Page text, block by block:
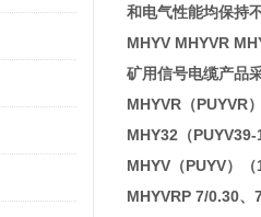
和电气性能均保持
MHYV MHYVR
矿用信号电缆产品
MHYVR（PUYVR
MHY32（
MHYV（PUYV）
MHYVRP 7/0.30